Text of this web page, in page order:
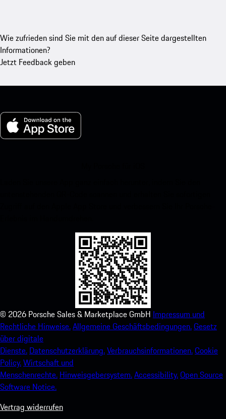
Wie zufrieden sind Sie mit den auf dieser Seite dargestellten
Informationen?
Jetzt Feedback geben
© 2026 Porsche Sales & Marketplace GmbH Impressum und
Rechtliche Hinweise.Allgemeine Geschäftsbedingungen.Gesetz
über digitale
Dienste. Datenschutzerklärung.Verbrauchsinformationen.Cookie
Policy.Wirtschaft und
Menschenrechte. Hinweisgebersystem.Accessibility.Open Source
Software Notice.
Vertrag widerrufen